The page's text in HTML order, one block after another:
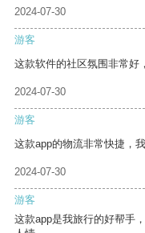
2024-07-30
游客
这款软件的社区氛围非常好
2024-07-30
游客
这款app的物流非常快捷，
2024-07-30
游客
这款app是我旅行的好帮手